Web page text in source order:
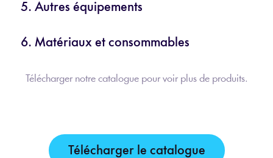
5. Autres équipements
6. Matériaux et consommables
Télécharger notre catalogue pour voir plus de produits.
Télécharger le catalogue